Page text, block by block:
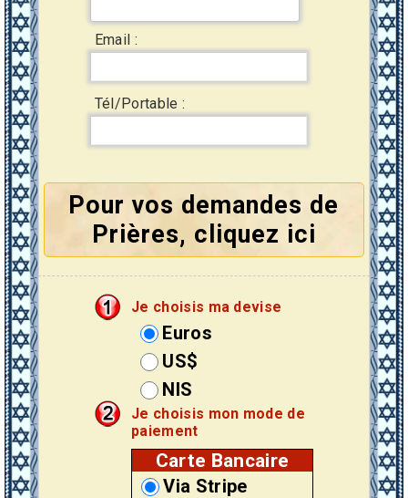
Email :
Tél/Portable :
Pour vos demandes de
Prières, cliquez ici
Je choisis ma devise
Euros
US$
NIS
Je choisis mon mode de
paiement
Carte Bancaire
Via Stripe